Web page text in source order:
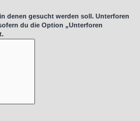
denen gesucht werden soll. Unterforen
du die Option „Unterforen